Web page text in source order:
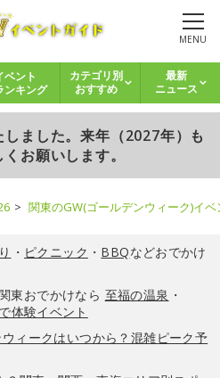
MENU
ベント
ンキング
カテゴリ別
おすすめ
最新
ニュース
ました。来年（2027年）も
お願いします。
関東のGW(ゴールデンウィーク)イ
・ ピクニック ・ BBQなどおでかけ
東おでかけなら 至福の温泉 ・
体験イベント
ィークはいつから？混雑ピーク予